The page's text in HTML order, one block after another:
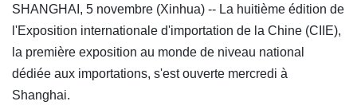
SHANGHAI, 5 novembre (Xinhua) -- La huitième édition de
l'Exposition internationale d'importation de la Chine (CIIE),
la première exposition au monde de niveau national
dédiée aux importations, s'est ouverte mercredi à
Shanghai.